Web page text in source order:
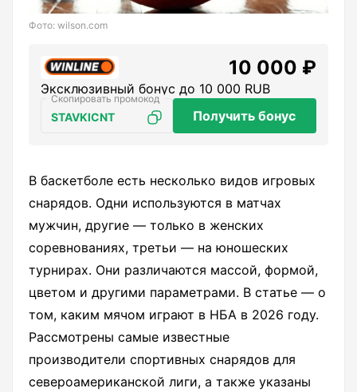
Фото: wilson.com
10 000 ₽
Эксклюзивный бонус до 10 000 RUB
STAVKICNT Получить бонус
В баскетболе есть несколько видов игровых
снарядов. Одни используются в матчах
мужчин, другие — только в женских
соревнованиях, третьи — на юношеских
турнирах. Они различаются массой, формой,
цветом и другими параметрами. В статье — о
том, каким мячом играют в НБА в 2026 году.
Рассмотрены самые известные
производители спортивных снарядов для
североамериканской лиги, а также указаны